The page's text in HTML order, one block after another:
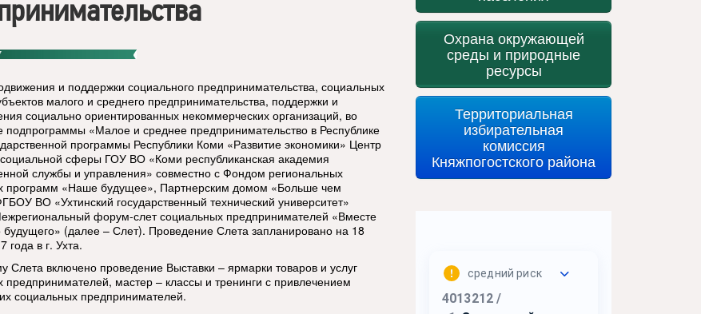
и поддержки социального предпринимательства, социальных
малого и среднего предпринимательства, поддержки и
социально ориентированных некоммерческих организаций, во
подпрограммы «Малое и среднее предпринимательство в Республике
программы Республики Коми «Развитие экономики» Центр
сферы ГОУ ВО «Коми республиканская академия
службы и управления» совместно с Фондом региональных
программ «Наше будущее», Партнерским домом «Больше чем
ВО «Ухтинский государственный технический университет»
форум-слет социальных предпринимателей «Вместе
(далее – Слет). Проведение Слета запланировано на 18
года в г. Ухта.
Слета включено проведение Выставки – ярмарки товаров и услуг
предпринимателей, мастер – классы и тренинги с привлечением
социальных предпринимателей.
Охрана окружающей
среды и природные
ресурсы
Территориальная
избирательная
комиссия
Княжпогостского района